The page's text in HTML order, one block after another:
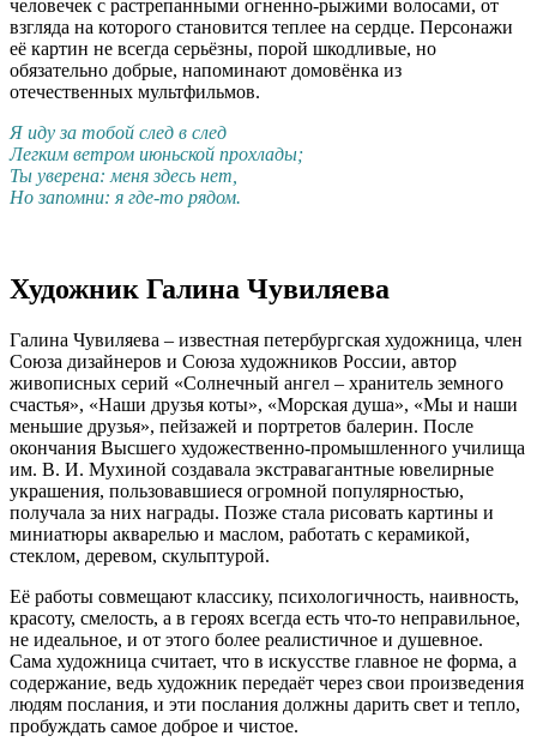
человечек с растрепанными огненно-рыжими волосами, от
взгляда на которого становится теплее на сердце. Персонажи
её картин не всегда серьёзны, порой шкодливые, но
обязательно добрые, напоминают домовёнка из
отечественных мультфильмов.
Я иду за тобой след в след
Легким ветром июньской прохлады;
Ты уверена: меня здесь нет,
Но запомни: я где-то рядом.
Художник Галина Чувиляева
Галина Чувиляева – известная петербургская художница, член
Союза дизайнеров и Союза художников России, автор
живописных серий «Солнечный ангел – хранитель земного
счастья», «Наши друзья коты», «Морская душа», «Мы и наши
меньшие друзья», пейзажей и портретов балерин. После
окончания Высшего художественно-промышленного училища
им. В. И. Мухиной создавала экстравагантные ювелирные
украшения, пользовавшиеся огромной популярностью,
получала за них награды. Позже стала рисовать картины и
миниатюры акварелью и маслом, работать с керамикой,
стеклом, деревом, скульптурой.
Её работы совмещают классику, психологичность, наивность,
красоту, смелость, а в героях всегда есть что-то неправильное,
не идеальное, и от этого более реалистичное и душевное.
Сама художница считает, что в искусстве главное не форма, а
содержание, ведь художник передаёт через свои произведения
людям послания, и эти послания должны дарить свет и тепло,
пробуждать самое доброе и чистое.